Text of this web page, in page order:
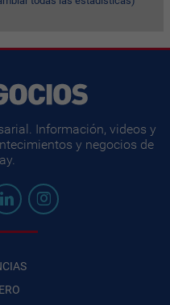
Información, videos y
y negocios de